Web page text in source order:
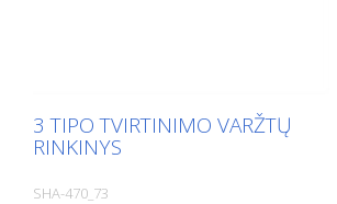
3 TIPO TVIRTINIMO VARŽTŲ
RINKINYS
SHA-470_73